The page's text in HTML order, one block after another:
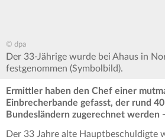
© dpa
Der 33-Jährige wurde bei Ahaus in
festgenommen (Symbolbild).
Ermittler haben den Chef einer
Einbrecherbande gefasst, der rund
Bundesländern zugerechnet werden
Der 33 Jahre alte Hauptbeschuldigte